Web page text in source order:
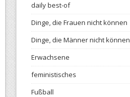
daily best-of
Dinge, die Frauen nicht können
Dinge, die Männer nicht können
Erwachsene
feministisches
Fußball